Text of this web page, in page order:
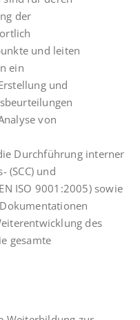
der
und leiten
ein
und
von
Durchführung interner
(SCC) und
ISO 9001:2005) sowie
des
gesamte